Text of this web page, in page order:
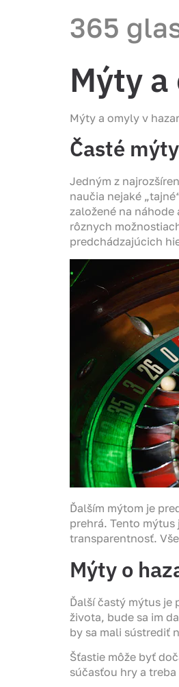
365
Mýty
Mýty a omyly v
Časté
Jedným z
naučia nejaké
založené na náhode
rôznych
predchádzajúcich
Ďalším mýtom je
prehrá. Tento
transparentnosť.
Mýty o
Ďalší častý mýtus je
života, bude sa im
by sa mali sústrediť
Šťastie môže byť
súčasťou hry a